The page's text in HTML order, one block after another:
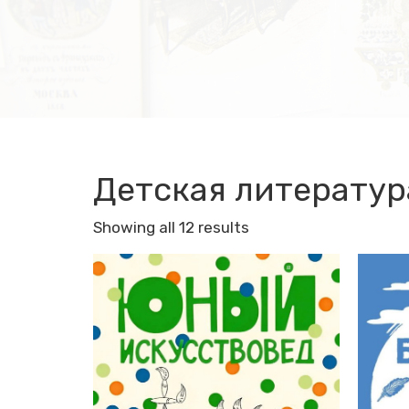
Детская
Showing all 12 results